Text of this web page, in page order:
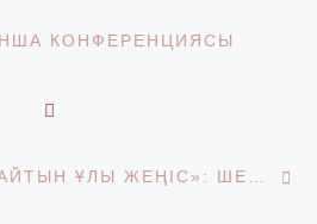
КОНФЕРЕНЦИЯСЫ